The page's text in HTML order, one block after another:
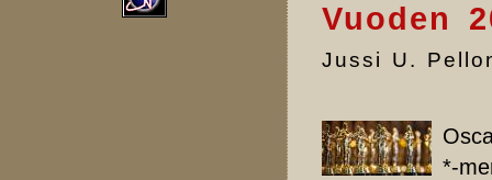
Vuoden
Jussi U.
*-